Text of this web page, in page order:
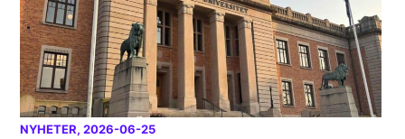
NYHETER, 2026-06-25